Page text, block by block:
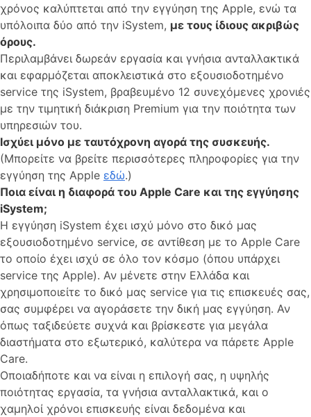
χρόνος καλύπτεται από την εγγύηση της Apple, ενώ τα
υπόλοιπα δύο από την iSystem, με τους ίδιους ακριβώς
όρους.
Περιλαμβάνει δωρεάν εργασία και γνήσια ανταλλακτικά
και εφαρμόζεται αποκλειστικά στο εξουσιοδοτημένο
service της iSystem, βραβευμένο 12 συνεχόμενες χρονιές
με την τιμητική διάκριση Premium για την ποιότητα των
υπηρεσιών του.
Ισχύει μόνο με ταυτόχρονη αγορά της συσκευής.
(Μπορείτε να βρείτε περισσότερες πληροφορίες για την
εγγύηση της Apple εδώ.)
Ποια είναι η διαφορά του Apple Care και της εγγύησης
iSystem;
Η εγγύηση iSystem έχει ισχύ μόνο στο δικό μας
εξουσιοδοτημένο service, σε αντίθεση με το Apple Care
το οποίο έχει ισχύ σε όλο τον κόσμο (όπου υπάρχει
service της Apple). Αν μένετε στην Ελλάδα και
χρησιμοποιείτε το δικό μας service για τις επισκευές σας,
σας συμφέρει να αγοράσετε την δική μας εγγύηση. Αν
όπως ταξιδεύετε συχνά και βρίσκεστε για μεγάλα
διαστήματα στο εξωτερικό, καλύτερα να πάρετε Apple
Care.
Οποιαδήποτε και να είναι η επιλογή σας, η υψηλής
ποιότητας εργασία, τα γνήσια ανταλλακτικά, και ο
χαμηλοί χρόνοι επισκευής είναι δεδομένα και